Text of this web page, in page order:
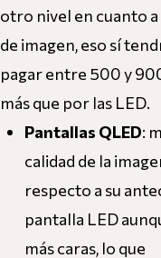
otro nivel en cuanto a
de imagen, eso sí
pagar entre 500 y
más que por las LED.
Pantallas QLED:
calidad de la
respecto a su
pantalla LED
más caras, lo que